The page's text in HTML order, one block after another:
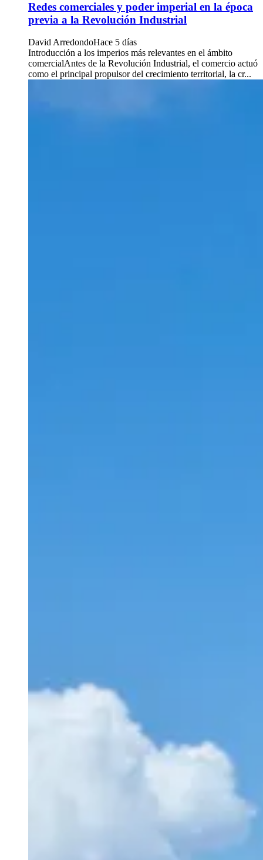
Redes comerciales y poder imperial en la época
previa a la Revolución Industrial
David ArredondoHace 5 días
Introducción a los imperios más relevantes en el ámbito
comercialAntes de la Revolución Industrial, el comercio actuó
como el principal propulsor del crecimiento territorial, la cr...